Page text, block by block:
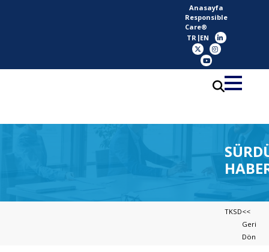
Anasayfa
Responsible
Care®
TR EN
TKSD<<
Geri
Dön